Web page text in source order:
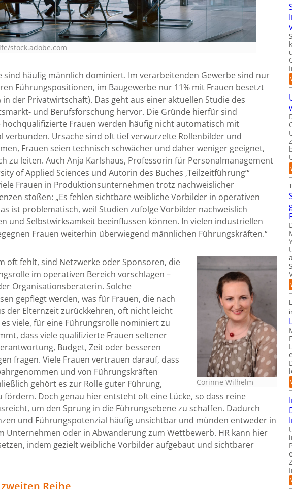
stock.adobe.com
sind häufig männlich dominiert. Im verarbeitenden Gewerbe sind nur
Führungspositionen, im Baugewerbe nur 11% mit Frauen besetzt
in der Privatwirtschaft). Das geht aus einer aktuellen Studie des
und Berufsforschung hervor. Die Gründe hierfür sind
hochqualifizierte Frauen werden häufig nicht automatisch mit
verbunden. Ursache sind oft tief verwurzelte Rollenbilder und
Frauen seien technisch schwächer und daher weniger geeignet,
zu leiten. Auch Anja Karlshaus, Professorin für Personalmanagement
of Applied Sciences und Autorin des Buches ‚Teilzeitführung’“
Frauen in Produktionsunternehmen trotz nachweislicher
stoßen: „Es fehlen sichtbare weibliche Vorbilder in operativen
ist problematisch, weil Studien zufolge Vorbilder nachweislich
und Selbstwirksamkeit beeinflussen können. In vielen industriellen
Frauen weiterhin überwiegend männlichen Führungskräften.“
Corinne Wilhelm
oft fehlt, sind Netzwerke oder Sponsoren, die
im operativen Bereich vorschlagen –
Organisationsberaterin. Solche
gepflegt werden, was für Frauen, die nach
der Elternzeit zurückkehren, oft nicht leicht
viele, für eine Führungsrolle nominiert zu
dass viele qualifizierte Frauen seltener
Budget, Zeit oder besseren
fragen. Viele Frauen vertrauen darauf, dass
und von Führungskräften
gehört es zur Rolle guter Führung,
fördern. Doch genau hier entsteht oft eine Lücke, so dass reine
um den Sprung in die Führungsebene zu schaffen. Dadurch
und Führungspotenzial häufig unsichtbar und münden entweder in
Unternehmen oder in Abwanderung zum Wettbewerb. HR kann hier
indem gezielt weibliche Vorbilder aufgebaut und sichtbarer
Reihe